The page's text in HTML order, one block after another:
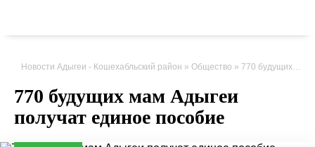
Новости Адыгеи - Кошехабльский район » Общество » 770 будущих мам Адыгеи получат единое пособие
770 будущих мам Адыгеи
получат единое пособие